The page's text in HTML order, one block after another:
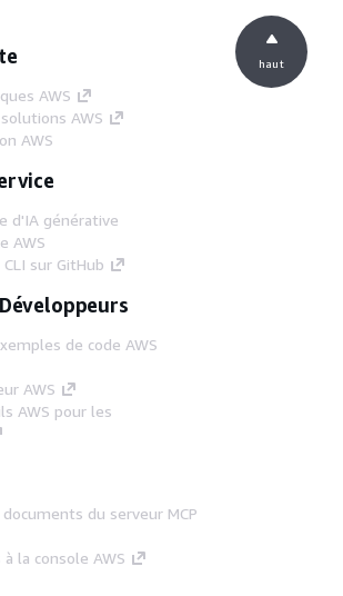
AWS
AWS
AWS
d'IA générative
AWS
sur GitHub
de code AWS
AWS
AWS pour les
du serveur MCP
la console AWS
haut